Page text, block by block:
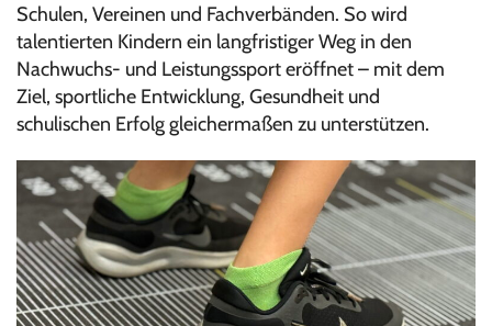
Schulen, Vereinen und Fachverbänden. So wird
talentierten Kindern ein langfristiger Weg in den
Nachwuchs- und Leistungssport eröffnet – mit dem
Ziel, sportliche Entwicklung, Gesundheit und
schulischen Erfolg gleichermaßen zu unterstützen.